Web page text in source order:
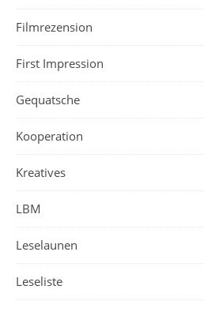
Filmrezension
First Impression
Gequatsche
Kooperation
Kreatives
LBM
Leselaunen
Leseliste